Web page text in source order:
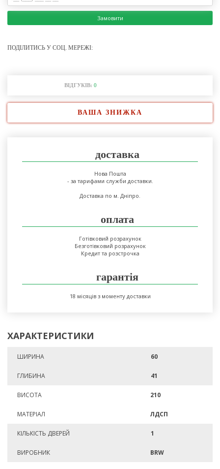
Замовити
ПОДІЛИТИСЬ У СОЦ. МЕРЕЖІ:
ВІДГУКІВ: 0
ВАША ЗНИЖКА
доставка
Нова Пошта
- за тарифами служби доставки.
Доставка по м. Дніпро.
оплата
Готівковий розрахунок
Безготівковий розрахунок
Кредит та розстрочка
гарантія
18 місяців з моменту доставки
ХАРАКТЕРИСТИКИ
ШИРИНА 60
ГЛИБИНА 41
ВИСОТА 210
МАТЕРІАЛ ЛДСП
КІЛЬКІСТЬ ДВЕРЕЙ 1
ВИРОБНИК BRW